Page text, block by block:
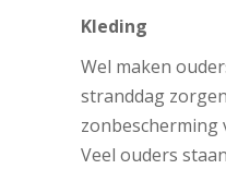
Kleding
Wel maken
stranddag
zonbescherming
Veel ouders